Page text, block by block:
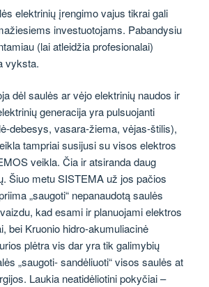
elektrinių įrengimo vajus tikrai gali
investuotojams. Pabandysiu
(lai atleidžia profesionalai)
vyksta.
dėl saulės ar vėjo elektrinių naudos ir
generacija yra pulsuojanti
debesys, vasara-žiema, vėjas-štilis),
tampriai susijusi su visos elektros
veikla. Čia ir atsiranda daug
Šiuo metu SISTEMA už jos pačios
„saugoti“ nepanaudotą saulės
kad esami ir planuojami elektros
bei Kruonio hidro-akumuliacinė
plėtra vis dar yra tik galimybių
„saugoti- sandėliuoti“ visos saulės at
Laukia neatidėliotini pokyčiai –